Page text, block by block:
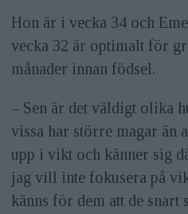
Hon är i vecka 34 och
vecka 32 är optimalt för
månader innan födsel.
– Sen är det väldigt olika
vissa har större magar än
upp i vikt och känner sig
jag vill inte fokusera på
känns för dem att de